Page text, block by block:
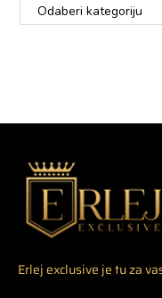
Erlej exclusive je tu za